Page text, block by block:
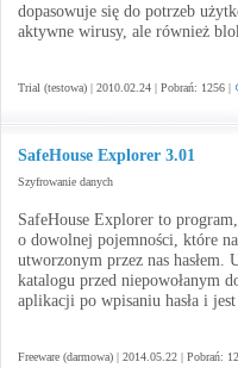
dopasowuje się do potrzeb
aktywne wirusy, ale również
Trial (testowa) | 2010.02.24 | Pobrań: 1256 |
SafeHouse Explorer 3.01
Szyfrowanie danych
SafeHouse Explorer to
o dowolnej pojemności, które
utworzonym przez nas
katalogu przed niepowołanym
aplikacji po wpisaniu hasła i
Freeware (darmowa) | 2014.05.22 | Pobrań: